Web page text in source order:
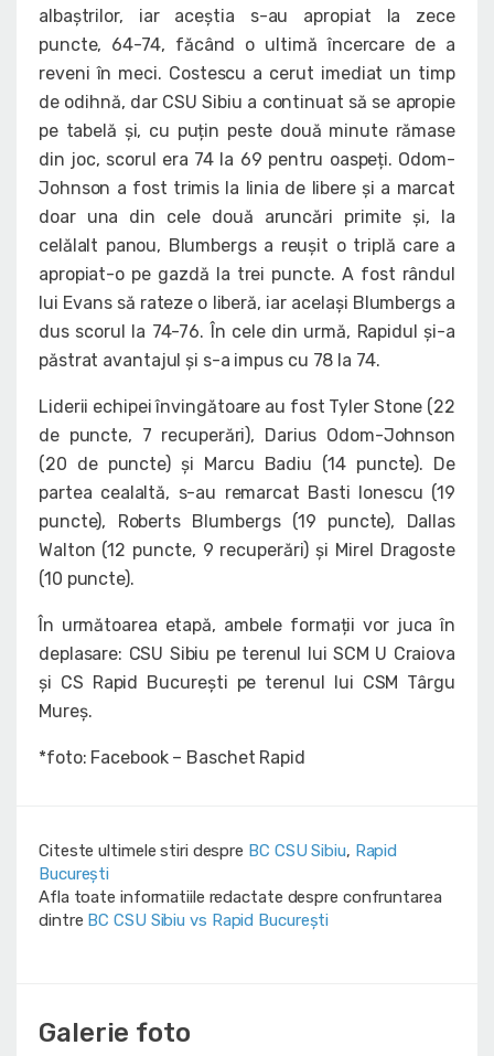
albaștrilor, iar aceștia s-au apropiat la zece
puncte, 64-74, făcând o ultimă încercare de a
reveni în meci. Costescu a cerut imediat un timp
de odihnă, dar CSU Sibiu a continuat să se apropie
pe tabelă și, cu puțin peste două minute rămase
din joc, scorul era 74 la 69 pentru oaspeți. Odom-
Johnson a fost trimis la linia de libere și a marcat
doar una din cele două aruncări primite și, la
celălalt panou, Blumbergs a reușit o triplă care a
apropiat-o pe gazdă la trei puncte. A fost rândul
lui Evans să rateze o liberă, iar același Blumbergs a
dus scorul la 74-76. În cele din urmă, Rapidul și-a
păstrat avantajul și s-a impus cu 78 la 74.
Liderii echipei învingătoare au fost Tyler Stone (22
de puncte, 7 recuperări), Darius Odom-Johnson
(20 de puncte) și Marcu Badiu (14 puncte). De
partea cealaltă, s-au remarcat Basti Ionescu (19
puncte), Roberts Blumbergs (19 puncte), Dallas
Walton (12 puncte, 9 recuperări) și Mirel Dragoste
(10 puncte).
În următoarea etapă, ambele formații vor juca în
deplasare: CSU Sibiu pe terenul lui SCM U Craiova
și CS Rapid București pe terenul lui CSM Târgu
Mureș.
*foto: Facebook – Baschet Rapid
Citeste ultimele stiri despre BC CSU Sibiu, Rapid
București
Afla toate informatiile redactate despre confruntarea
dintre BC CSU Sibiu vs Rapid București
Galerie foto